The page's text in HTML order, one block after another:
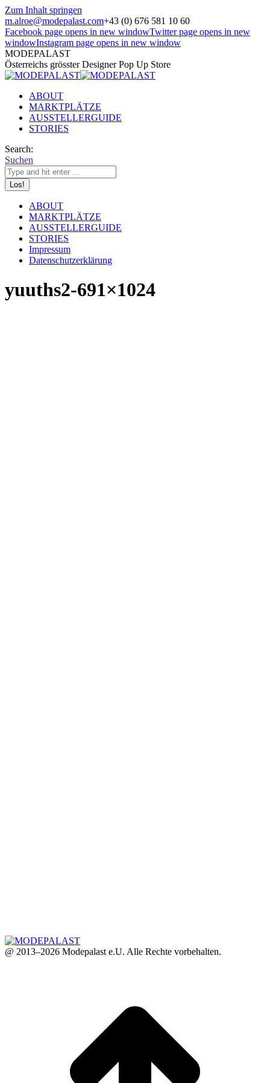
Zum Inhalt springen
m.alroe@modepalast.com+43 (0) 676 581 10 60
Facebook page opens in new windowTwitter page opens in new
windowInstagram page opens in new window
MODEPALAST
Österreichs grösster Designer Pop Up Store
ABOUT
MARKTPLÄTZE
AUSSTELLERGUIDE
STORIES
Search:
Suchen
ABOUT
MARKTPLÄTZE
AUSSTELLERGUIDE
STORIES
Impressum
Datenschutzerklärung
yuuths2-691×1024
@ 2013–2026 Modepalast e.U. Alle Rechte vorbehalten.